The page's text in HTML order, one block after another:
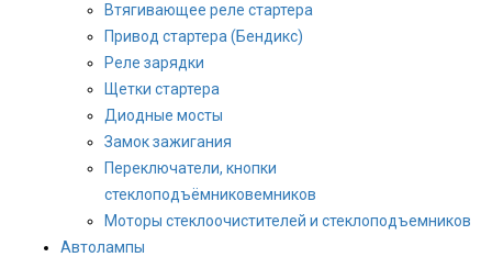
Втягивающее реле стартера
Привод стартера (Бендикс)
Реле зарядки
Щетки стартера
Диодные мосты
Замок зажигания
Переключатели, кнопки
стеклоподъёмниковемников
Моторы стеклоочистителей и стеклоподъемников
Автолампы